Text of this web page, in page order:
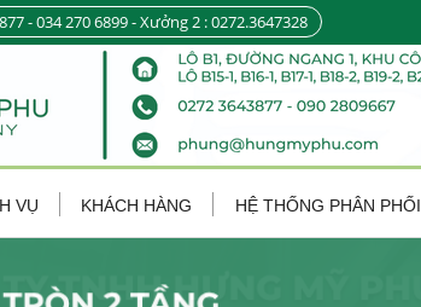
- 034 270 6899 - Xưởng 2 : 0272.3647328
VỤ KHÁCH HÀNG HỆ THỐNG PHÂN PHỐI